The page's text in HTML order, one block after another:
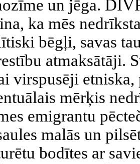
un jēga.
ka mēs
bēgļi, savas
atmaksātāji.
virspusēji
mērķis
emigrantu
malās un
bodītes ar